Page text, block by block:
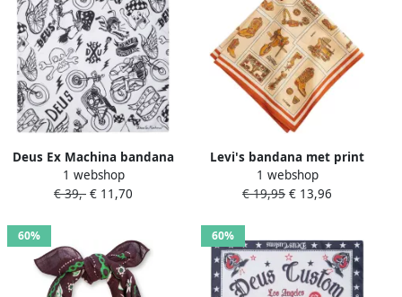
Deus Ex Machina bandana
Doodle wit
1 webshop
€ 39,- € 11,70
Levi's bandana met print
beige
1 webshop
€ 19,95 € 13,96
60% 60%